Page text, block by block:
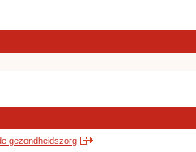
gezondheidszorg